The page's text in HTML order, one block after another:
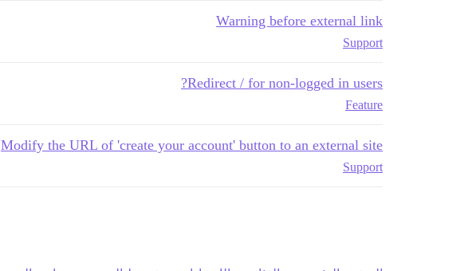
Warning before external link
Support
Redirect / for non-logged in users?
Feature
Modify the URL of 'create your account' button to an external site
Support